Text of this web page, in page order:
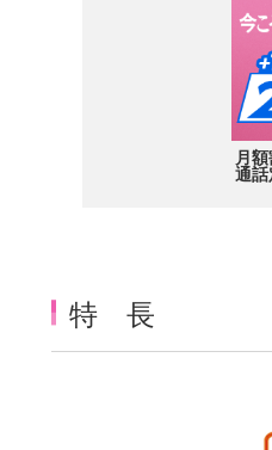
月
通話
特 長